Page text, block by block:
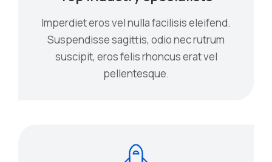
Imperdiet eros vel nulla facilisis eleifend.
Suspendisse sagittis, odio nec rutrum
suscipit, eros felis rhoncus erat vel
pellentesque.